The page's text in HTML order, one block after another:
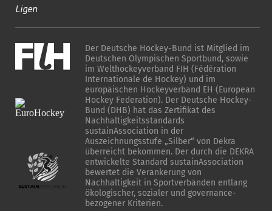
Ligen
Der Deutsche Hockey-Bund ist Mitglied im
Deutschen Olympischen Sportbund, sowie
im Welthockeyverband FIH (Fédération
Internationale de Hockey) und im
europäischen Hockeyverband EH (European
Hockey Federation). Der Deutsche Hockey-
Bund (DHB) hat das Zertifikat des
Nachhaltigkeitsstandards
sustainAssociation in der
Auszeichnungsstufe „Silber“ von Dekra
überreicht bekommen. Der durch die DEKRA
entwickelte Standard sustainAssociation
bewertet die Verankerung von
Nachhaltigkeit in Sportverbänden entlang
ökologischer, sozialer und governance-
bezogener Kriterien.